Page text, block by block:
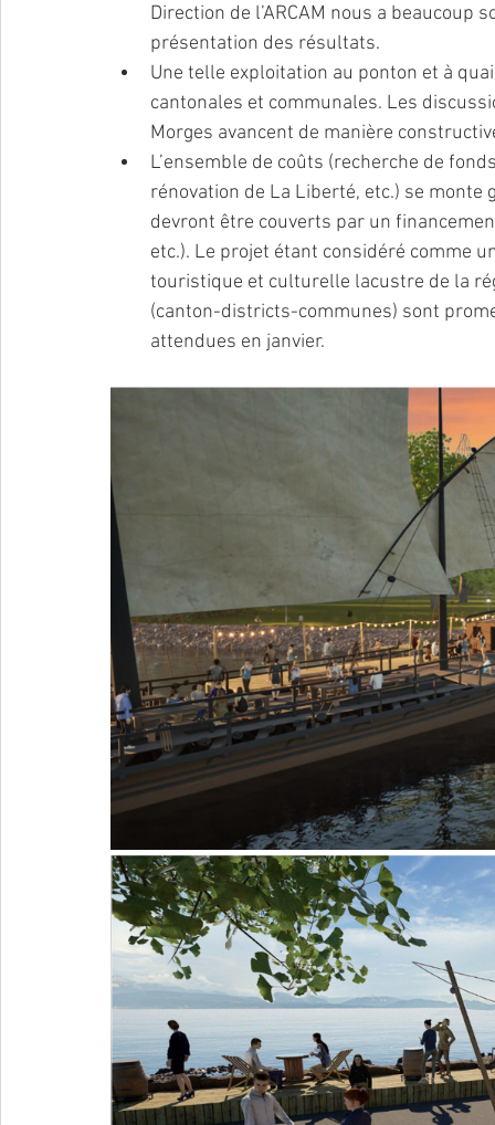
Direction de l’ARCAM nous a
présentation des résultats.
Une telle exploitation au ponton et à
cantonales et communales. Les
Morges avancent de manière
L’ensemble de coûts (recherche de
rénovation de La Liberté, etc.) se monte
devront être couverts par un
etc.). Le projet étant considéré comme
touristique et culturelle lacustre de la
(canton-districts-communes) sont
attendues en janvier.